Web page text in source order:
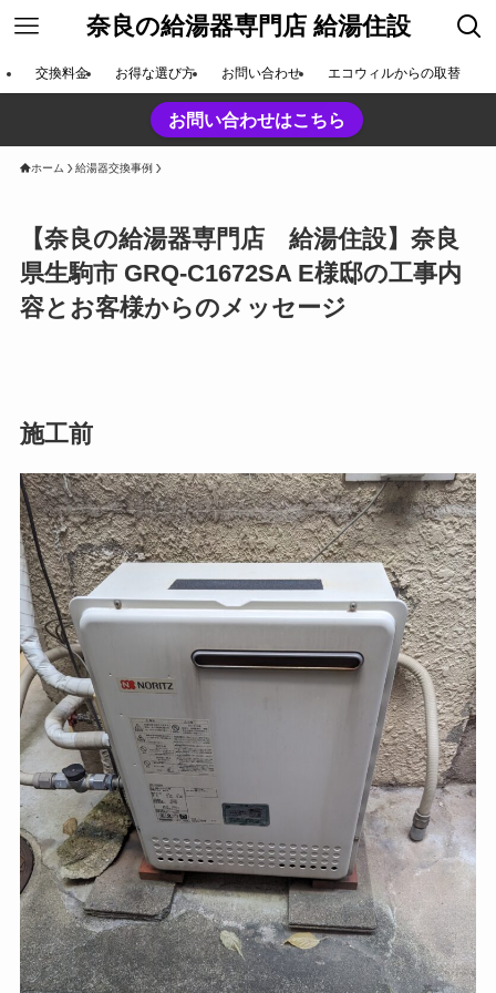
奈良の給湯器専門店 給湯住設
交換料金 お得な選び方 お問い合わせ エコウィルからの取替
お問い合わせはこちら
ホーム 給湯器交換事例
【奈良の給湯器専門店 給湯住設】奈良
県生駒市 GRQ-C1672SA E様邸の工事内
容とお客様からのメッセージ
施工前